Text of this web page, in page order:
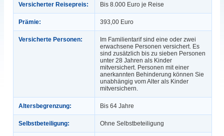
Versicherter Reisepreis: Bis 8.000 Euro je Reise
Prämie: 393,00 Euro
Versicherte Personen:
Im Familientarif sind eine oder zwei
erwachsene Personen versichert. Es
sind zusätzlich bis zu sieben Personen
unter 28 Jahren als Kinder
mitversichert. Personen mit einer
anerkannten Behinderung können Sie
unabhängig vom Alter als Kinder
mitversichern.
Altersbegrenzung: Bis 64 Jahre
Selbstbeteiligung: Ohne Selbstbeteiligung